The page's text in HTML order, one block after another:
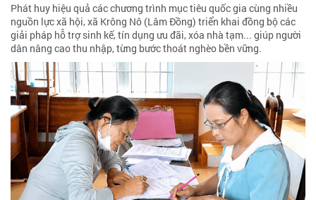
Phát huy hiệu quả các chương trình mục tiêu quốc gia cùng nhiều
nguồn lực xã hội, xã Krông Nô (Lâm Đồng) triển khai đồng bộ các
giải pháp hỗ trợ sinh kế, tín dụng ưu đãi, xóa nhà tạm... giúp người
dân nâng cao thu nhập, từng bước thoát nghèo bền vững.